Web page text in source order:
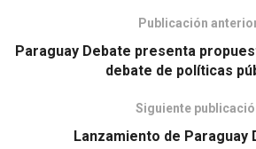
Publicación
Paraguay Debate presenta
debate de políticas
Siguiente
Lanzamiento de Paraguay